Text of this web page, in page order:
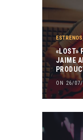
ESTRENOS
«LOST»
JAIME
ON 26/07/